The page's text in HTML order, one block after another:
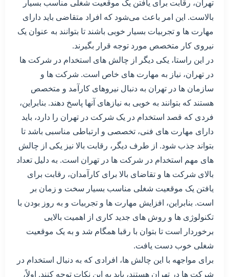
تهران، رقابت برای یافتن یک موقعیت شغلی مناسب بسیار
بالاست. این امر باعث می‌شود که افراد متقاضی باید دارای
مهارت ها و تجربیات بسیار خوبی باشند تا بتوانند به عنوان یک
نیروی کار متخصص مورد توجه قرار بگیرند.
در این راستا، یکی دیگر از چالش های استخدام در شرکت ها
در تهران، نیاز به مهارت های خاص است. شرکت ها و
سازمان ها در تهران به دنبال نیروهای کارآمد و متخصص
هستند که بتوانند به خوبی به نیازهای آنها پاسخ دهند. بنابراین،
فردی که قصد استخدام در یک شرکت در تهران را دارد، باید
دارای مهارت های فنی، تخصصی و ارتباطی مناسبی باشد تا
بتواند جذب شود. از طرف دیگر، رقابت بالا نیز یکی از چالش
های مهم استخدام در شرکت ها در تهران است. به دلیل تعداد
بالای شرکت ها و تقاضای بالا برای کارآمدان، رقابت برای
یافتن یک موقعیت شغلی مناسب بسیار سخت و زمان بر
است. بنابراین، افزایش مهارت ها و تجربیات و به روز بودن با
تکنولوژی ها و روش های جدید کاری از اهمیت بالایی
برخوردار است تا بتوان با رقبا همگام شد و به یک موقعیت
شغلی خوب دست یافت.
برای مواجهه با این چالش ها، افرادی که به دنبال استخدام در
شرکت ها در تهران هستند، باید به این نکات توجه کنند. اولاً،